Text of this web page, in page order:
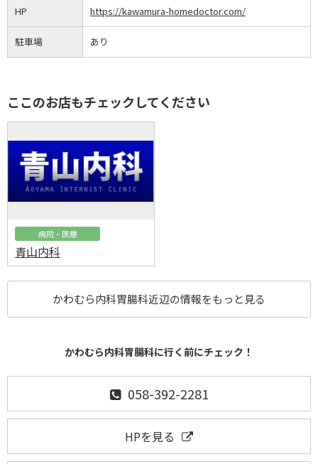
HP https://kawamura-homedoctor.com/
駐車場 あり
ここのお店もチェックしてください
病院・医療
青山内科
かわむら内科胃腸科近辺の情報をもっと見る
かわむら内科胃腸科に行く前にチェック！
058-392-2281
HPを見る